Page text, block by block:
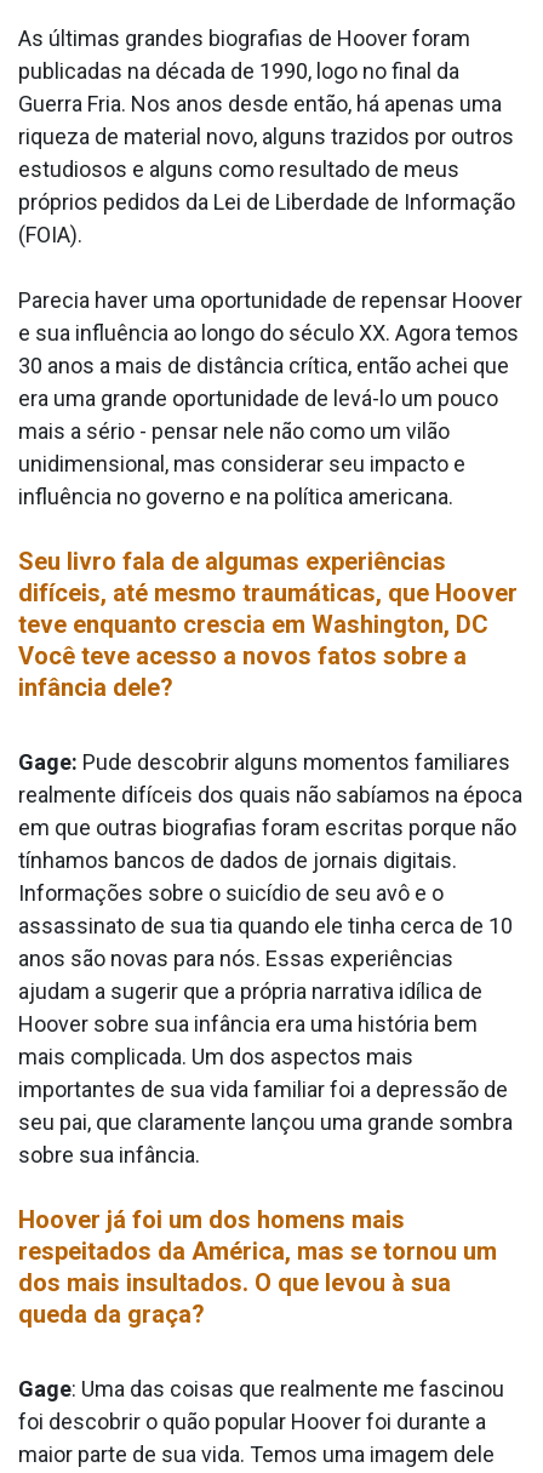
As últimas grandes biografias de Hoover foram
publicadas na década de 1990, logo no final da
Guerra Fria. Nos anos desde então, há apenas uma
riqueza de material novo, alguns trazidos por outros
estudiosos e alguns como resultado de meus
próprios pedidos da Lei de Liberdade de Informação
(FOIA).
Parecia haver uma oportunidade de repensar Hoover
e sua influência ao longo do século XX. Agora temos
30 anos a mais de distância crítica, então achei que
era uma grande oportunidade de levá-lo um pouco
mais a sério - pensar nele não como um vilão
unidimensional, mas considerar seu impacto e
influência no governo e na política americana.
Seu livro fala de algumas experiências
difíceis, até mesmo traumáticas, que Hoover
teve enquanto crescia em Washington, DC
Você teve acesso a novos fatos sobre a
infância dele?
Gage: Pude descobrir alguns momentos familiares
realmente difíceis dos quais não sabíamos na época
em que outras biografias foram escritas porque não
tínhamos bancos de dados de jornais digitais.
Informações sobre o suicídio de seu avô e o
assassinato de sua tia quando ele tinha cerca de 10
anos são novas para nós. Essas experiências
ajudam a sugerir que a própria narrativa idílica de
Hoover sobre sua infância era uma história bem
mais complicada. Um dos aspectos mais
importantes de sua vida familiar foi a depressão de
seu pai, que claramente lançou uma grande sombra
sobre sua infância.
Hoover já foi um dos homens mais
respeitados da América, mas se tornou um
dos mais insultados. O que levou à sua
queda da graça?
Gage: Uma das coisas que realmente me fascinou
foi descobrir o quão popular Hoover foi durante a
maior parte de sua vida. Temos uma imagem dele